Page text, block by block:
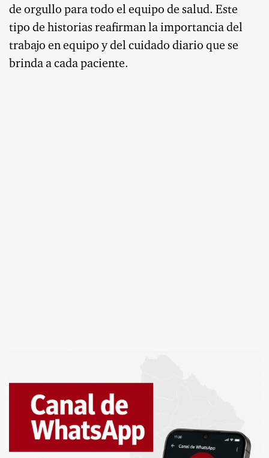
de orgullo para todo el equipo de salud. Este
tipo de historias reafirman la importancia del
trabajo en equipo y del cuidado diario que se
brinda a cada paciente.